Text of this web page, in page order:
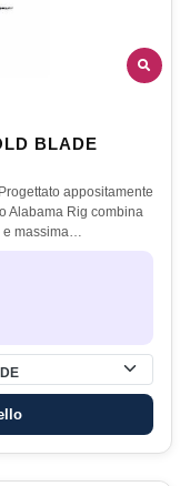
BLADE
appositamente
Alabama Rig combina
massima…